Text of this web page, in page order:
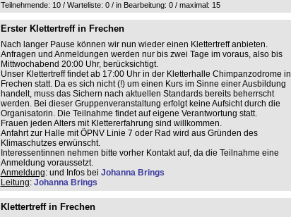
Teilnehmende: 10 / Warteliste: 0 / in Bearbeitung: 0 / maximal: 15
Erster Klettertreff in Frechen
Nach langer Pause können wir nun wieder einen Klettertreff anbieten.
Anfragen und Anmeldungen werden nur bis zwei Tage im voraus, also bis
Mittwochabend 20:00 Uhr, berücksichtigt.
Unser Klettertreff findet ab 17:00 Uhr in der Kletterhalle Chimpanzodrome in
Frechen statt. Da es sich nicht (!) um einen Kurs im Sinne einer Ausbildung
handelt, muss das Sichern nach aktuellen Standards bereits beherrscht
werden. Bei dieser Gruppenveranstaltung erfolgt keine Aufsicht durch die
Organisatorin. Die Teilnahme findet auf eigene Verantwortung statt.
Frauen jeden Alters mit Klettererfahrung sind willkommen.
Anfahrt zur Halle mit ÖPNV Linie 7 oder Rad wird aus Gründen des
Klimaschutzes erwünscht.
Interessentinnen nehmen bitte vorher Kontakt auf, da die Teilnahme eine
Anmeldung voraussetzt.
Anmeldung: und Infos bei Johanna Brings
Leitung: Johanna Brings
Klettertreff in Frechen